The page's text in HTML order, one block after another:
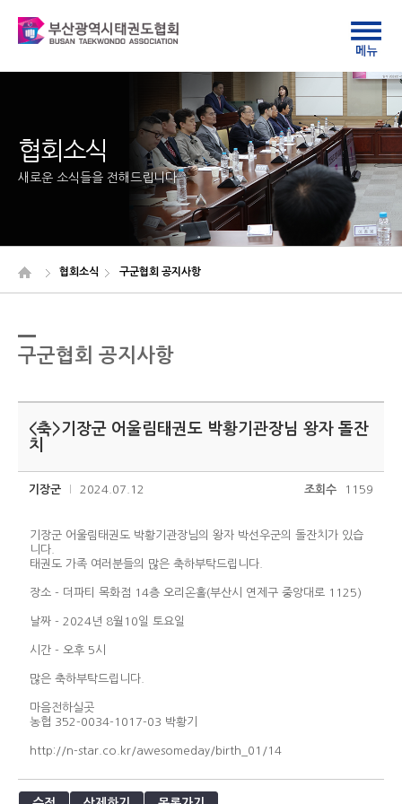
협회소식
새로운 소식들을 전해드립니다
협회소식 구군협회 공지사항
구군협회 공지사항
<축>기장군 어울림태권도 박황기관장님 왕자 돌잔
치
기장군 2024.07.12 조회수 1159
기장군 어울림태권도 박황기관장님의 왕자 박선우군의 돌잔치가 있습
니다.
태권도 가족 여러분들의 많은 축하부탁드립니다.
장소 - 더파티 목화점 14층 오리온홀(부산시 연제구 중앙대로 1125)
날짜 - 2024년 8월10일 토요일
시간 - 오후 5시
많은 축하부탁드립니다.
마음전하실곳
농협 352-0034-1017-03 박황기
http://n-star.co.kr/awesomeday/birth_01/14